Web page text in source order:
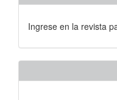
Ingrese en la revista